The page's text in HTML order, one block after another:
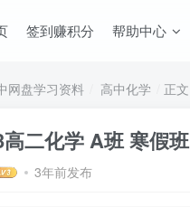
签到赚积分 帮助中心
网盘学习资料 高中化学 正文
二化学 A班 寒假班
3年前发布